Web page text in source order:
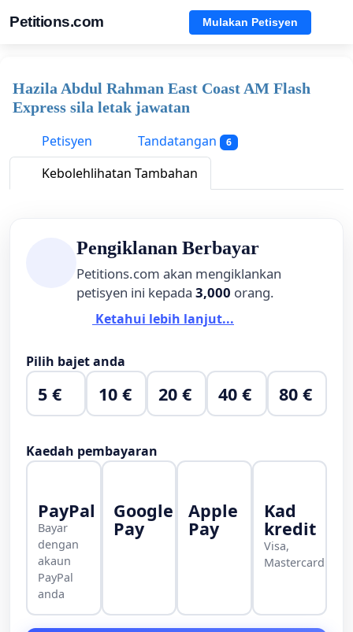
Petitions.com Mulakan Petisyen
Hazila Abdul Rahman East Coast AM Flash
Express sila letak jawatan
Petisyen
Tandatangan 6
Kebolehlihatan Tambahan
Pengiklanan Berbayar
Petitions.com akan mengiklankan
petisyen ini kepada 3,000 orang.
Ketahui lebih lanjut...
Pilih bajet anda
5 € 10 € 20 € 40 € 80 €
Kaedah pembayaran
PayPal
Bayar
dengan
akaun
PayPal
anda
Google
Pay
Apple
Pay
Kad
kredit
Visa,
Mastercard